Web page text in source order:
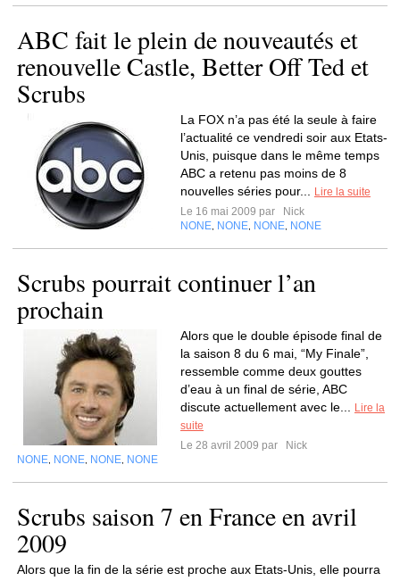
ABC fait le plein de nouveautés et
renouvelle Castle, Better Off Ted et
Scrubs
La FOX n’a pas été la seule à faire
l’actualité ce vendredi soir aux Etats-
Unis, puisque dans le même temps
ABC a retenu pas moins de 8
nouvelles séries pour...
Lire la suite
Le 16 mai 2009 par
Nick
NONE NONE NONE NONE
Scrubs pourrait continuer l’an
prochain
Alors que le double épisode final de
la saison 8 du 6 mai, “My Finale”,
ressemble comme deux gouttes
d’eau à un final de série, ABC
discute actuellement avec le...
Lire la
suite
Le 28 avril 2009 par
Nick
NONE NONE NONE NONE
Scrubs saison 7 en France en avril
2009
Alors que la fin de la série est proche aux Etats-Unis, elle pourra